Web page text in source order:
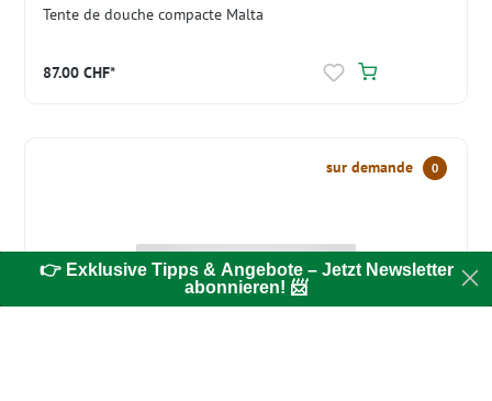
Tente de douche compacte Malta
87.00 CHF*
sur demande 0
👉 Exklusive Tipps & Angebote – Jetzt Newsletter
abonnieren! 📨